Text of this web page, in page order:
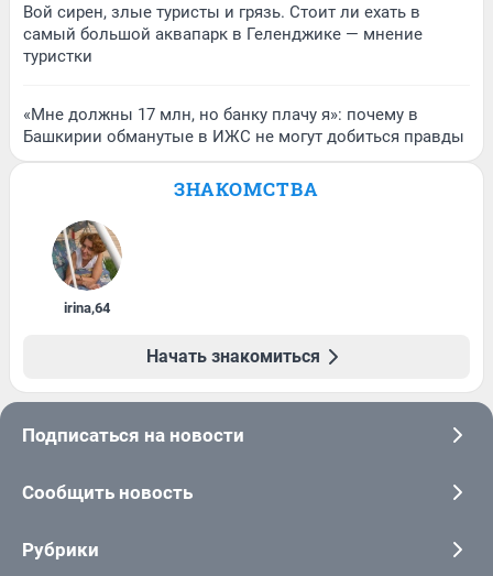
Вой сирен, злые туристы и грязь. Стоит ли ехать в
самый большой аквапарк в Геленджике — мнение
туристки
«Мне должны 17 млн, но банку плачу я»: почему в
Башкирии обманутые в ИЖС не могут добиться правды
ЗНАКОМСТВА
irina,64
Начать знакомиться
Подписаться на новости
Сообщить новость
Рубрики